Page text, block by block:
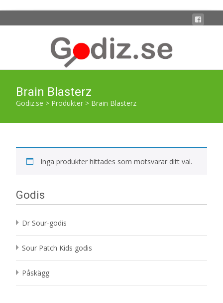
Brain Blasterz
Godiz.se > Produkter > Brain Blasterz
Inga produkter hittades som motsvarar ditt val.
Godis
Dr Sour-godis
Sour Patch Kids godis
Påskägg